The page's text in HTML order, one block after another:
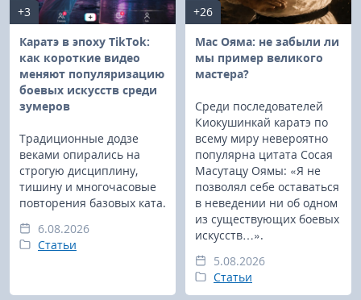
+3
Каратэ в эпоху TikTok:
как короткие видео
меняют популяризацию
боевых искусств среди
зумеров
Традиционные додзе
веками опирались на
строгую дисциплину,
тишину и многочасовые
повторения базовых ката.
6.08.2026
Статьи
+26
Мас Ояма: не забыли ли
мы пример великого
мастера?
Среди последователей
Киокушинкай каратэ по
всему миру невероятно
популярна цитата Сосая
Масутацу Оямы: «Я не
позволял себе оставаться
в неведении ни об одном
из существующих боевых
искусств…».
5.08.2026
Статьи